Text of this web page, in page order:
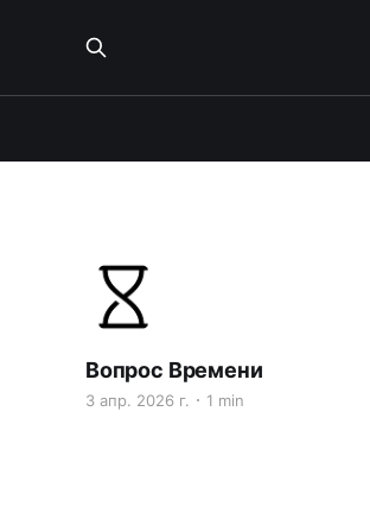
Вопрос Времени
3 апр. 2026 г. 1 min